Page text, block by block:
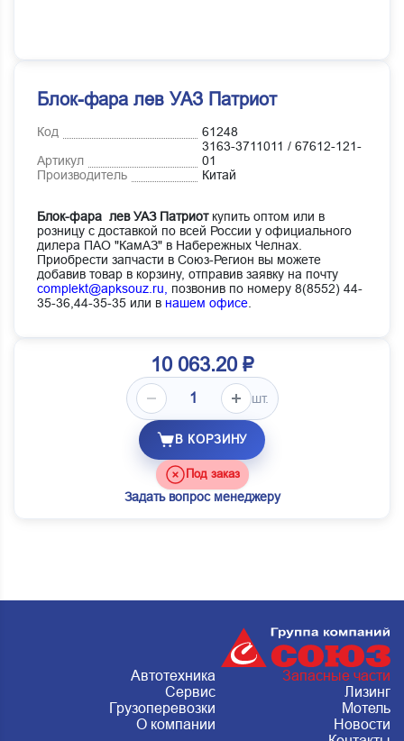
Блок-фара лев УАЗ Патриот
Код
61248
Артикул
3163-3711011 / 67612-121-
01
Производитель
Китай
Блок-фара лев УАЗ Патриоткупить оптом или в
розницу с доставкой по всей России у официального
дилера ПАО "КамАЗ" в Набережных Челнах.
Приобрести запчасти в Союз-Регион вы можете
добавив товар в корзину, отправив заявку на почту
complekt@apksouz.ru,
позвонив по номеру 8(8552) 44-
35-36,44-35-35 или в нашем офисе
10 063.20 ₽
шт.
В КОРЗИНУ
Под заказ
Задать вопрос менеджеру
Автотехника
Запасные части
Сервис
Лизинг
Грузоперевозки
Мотель
О компании
Новости